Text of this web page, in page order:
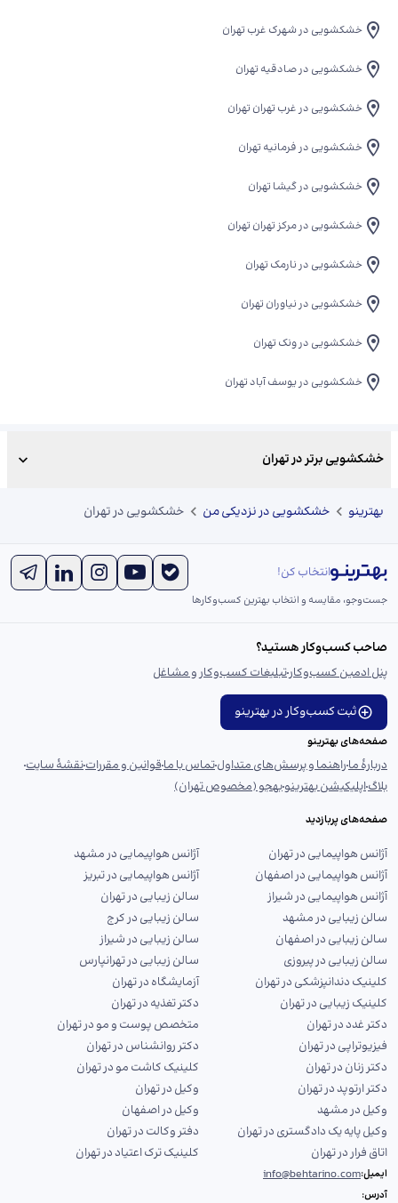
خشکشویی در شهرک غرب تهران
خشکشویی در صادقیه تهران
خشکشویی در غرب تهران تهران
خشکشویی در فرمانیه تهران
خشکشویی در گیشا تهران
خشکشویی در مرکز تهران تهران
خشکشویی در نارمک تهران
خشکشویی در نیاوران تهران
خشکشویی در ونک تهران
خشکشویی در یوسف آباد تهران
خشکشویی برتر در تهران
بهترینو خشکشویی در نزدیکی من خشکشویی در تهران
انتخاب کن!
جست‌و‌جو، مقایسه و انتخاب بهترین کسب‌وکارها
صاحب کسب‌وکار هستید؟
پنل ادمین کسب‌وکارتبلیغات کسب‌وکار و مشاغل
ثبت کسب‌وکار در بهترینو
صفحه‌های بهترینو
دربارهٔ ماراهنما و پرسش‌های متداولتماس با ماقوانین و مقرراتنقشهٔ سایت
بلاگاپلیکیشن بهترینوبهجو (مخصوص تهران)
صفحه‌های پربازدید
آژانس هواپیمایی در تهران
آژانس هواپیمایی در مشهد
آژانس هواپیمایی در اصفهان
آژانس هواپیمایی در تبریز
آژانس هواپیمایی در شیراز
سالن زیبایی در تهران
سالن زیبایی در مشهد
سالن زیبایی در کرج
سالن زیبایی در اصفهان
سالن زیبایی در شیراز
سالن زیبایی در پیروزی
سالن زیبایی در تهرانپارس
کلینیک دندانپزشکی در تهران
آزمایشگاه در تهران
کلینیک زیبایی در تهران
دکتر تغذیه در تهران
دکتر غدد در تهران
متخصص پوست و مو در تهران
فیزیوتراپی در تهران
دکتر روانشناس در تهران
دکتر زنان در تهران
کلینیک کاشت مو در تهران
دکتر ارتوپد در تهران
وکیل در تهران
وکیل در مشهد
وکیل در اصفهان
وکیل پایه یک دادگستری در تهران
دفتر وکالت در تهران
اتاق فرار در تهران
کلینیک ترک اعتیاد در تهران
ایمیل:info@behtarino.com
آدرس: